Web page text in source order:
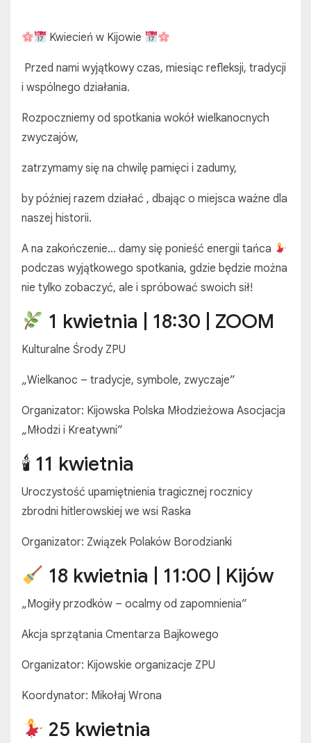
Kwiecień w Kijowie
Przed nami wyjątkowy czas, miesiąc refleksji, tradycji
i wspólnego działania.
Rozpoczniemy od spotkania wokół wielkanocnych
zwyczajów,
zatrzymamy się na chwilę pamięci i zadumy,
by później razem działać , dbając o miejsca ważne dla
naszej historii.
A na zakończenie… damy się ponieść energii tańca
podczas wyjątkowego spotkania, gdzie będzie można
nie tylko zobaczyć, ale i spróbować swoich sił!
1 kwietnia | 18:30 | ZOOM
Kulturalne Środy ZPU
„Wielkanoc – tradycje, symbole, zwyczaje”
Organizator: Kijowska Polska Młodzieżowa Asocjacja
„Młodzi i Kreatywni”
🕯 11 kwietnia
Uroczystość upamiętnienia tragicznej rocznicy
zbrodni hitlerowskiej we wsi Raska
Organizator: Związek Polaków Borodzianki
18 kwietnia | 11:00 | Kijów
„Mogiły przodków – ocalmy od zapomnienia”
Akcja sprzątania Cmentarza Bajkowego
Organizator: Kijowskie organizacje ZPU
Koordynator: Mikołaj Wrona
25 kwietnia